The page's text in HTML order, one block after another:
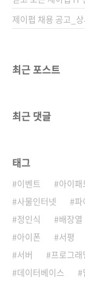
제이펍 채용 공고_
최근 포스트
최근 댓글
태그
이벤트 아이패
사물인터넷
파
정인식
배장열
아이폰
서평
서버
프로그래
데이터베이스